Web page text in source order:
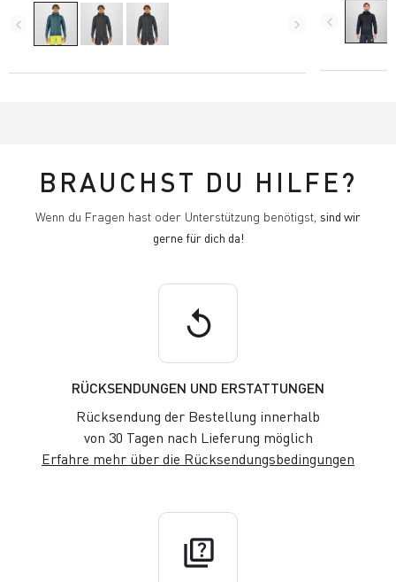
navigate_before navigate_next navigate_before
BRAUCHST DU HILFE?
Wenn du Fragen hast oder Unterstützung benötigst, sind wir
gerne für dich da!
replay
RÜCKSENDUNGEN UND ERSTATTUNGEN
Rücksendung der Bestellung innerhalb
von 30 Tagen nach Lieferung möglich
Erfahre mehr über die Rücksendungsbedingungen
quiz